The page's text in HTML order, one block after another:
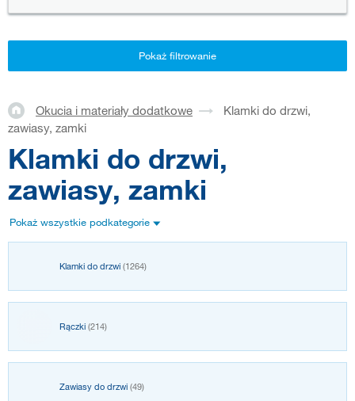
Pokaż filtrowanie
Okucia i materiały dodatkowe
Klamki do drzwi,
zawiasy, zamki
Klamki do drzwi,
zawiasy, zamki
Pokaż wszystkie podkategorie
Klamki do drzwi (1264)
Rączki (214)
Zawiasy do drzwi (49)